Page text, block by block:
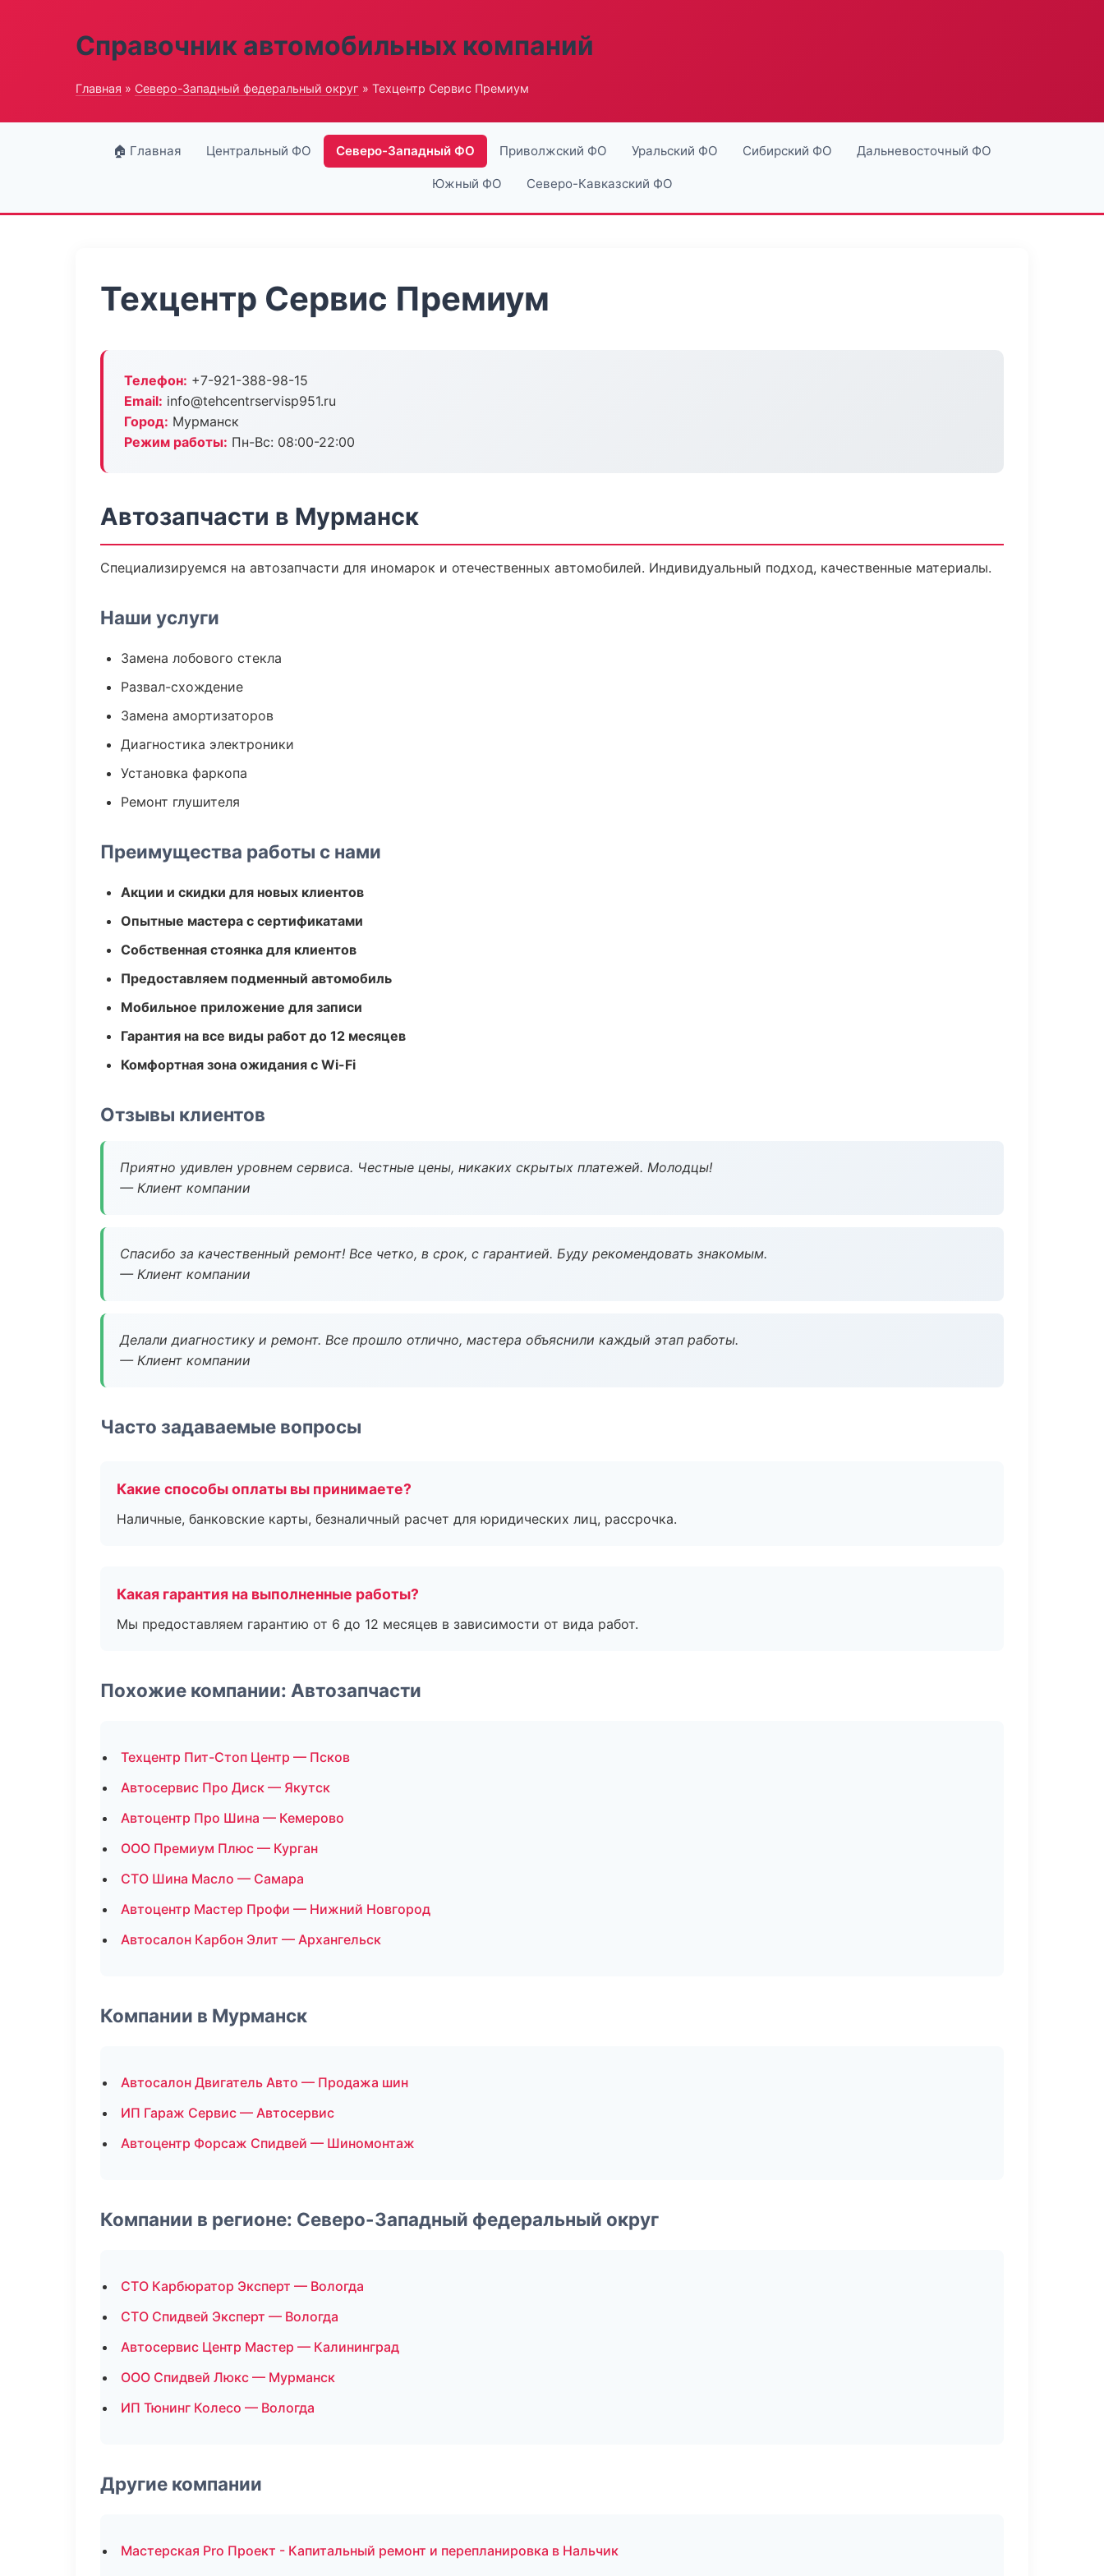
Справочник автомобильных компаний
Главная » Северо-Западный федеральный округ » Техцентр Сервис Премиум
🏠 Главная Центральный ФО Северо-Западный ФО Приволжский ФО Уральский ФО Сибирский ФО Дальневосточный ФО
Южный ФО Северо-Кавказский ФО
Техцентр Сервис Премиум
Телефон: +7-921-388-98-15
Email: info@tehcentrservisp951.ru
Город: Мурманск
Режим работы: Пн-Вс: 08:00-22:00
Автозапчасти в Мурманск
Специализируемся на автозапчасти для иномарок и отечественных автомобилей. Индивидуальный подход, качественные материалы.
Наши услуги
Замена лобового стекла
Развал-схождение
Замена амортизаторов
Диагностика электроники
Установка фаркопа
Ремонт глушителя
Преимущества работы с нами
Акции и скидки для новых клиентов
Опытные мастера с сертификатами
Собственная стоянка для клиентов
Предоставляем подменный автомобиль
Мобильное приложение для записи
Гарантия на все виды работ до 12 месяцев
Комфортная зона ожидания с Wi-Fi
Отзывы клиентов
Приятно удивлен уровнем сервиса. Честные цены, никаких скрытых платежей. Молодцы!
— Клиент компании
Спасибо за качественный ремонт! Все четко, в срок, с гарантией. Буду рекомендовать знакомым.
— Клиент компании
Делали диагностику и ремонт. Все прошло отлично, мастера объяснили каждый этап работы.
— Клиент компании
Часто задаваемые вопросы
Какие способы оплаты вы принимаете?
Наличные, банковские карты, безналичный расчет для юридических лиц, рассрочка.
Какая гарантия на выполненные работы?
Мы предоставляем гарантию от 6 до 12 месяцев в зависимости от вида работ.
Похожие компании: Автозапчасти
Техцентр Пит-Стоп Центр — Псков
Автосервис Про Диск — Якутск
Автоцентр Про Шина — Кемерово
ООО Премиум Плюс — Курган
СТО Шина Масло — Самара
Автоцентр Мастер Профи — Нижний Новгород
Автосалон Карбон Элит — Архангельск
Компании в Мурманск
Автосалон Двигатель Авто — Продажа шин
ИП Гараж Сервис — Автосервис
Автоцентр Форсаж Спидвей — Шиномонтаж
Компании в регионе: Северо-Западный федеральный округ
СТО Карбюратор Эксперт — Вологда
СТО Спидвей Эксперт — Вологда
Автосервис Центр Мастер — Калининград
ООО Спидвей Люкс — Мурманск
ИП Тюнинг Колесо — Вологда
Другие компании
Мастерская Pro Проект - Капитальный ремонт и перепланировка в Нальчик